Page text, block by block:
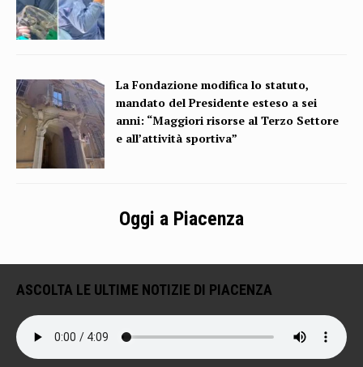
La Fondazione modifica lo statuto,
mandato del Presidente esteso a sei
anni: “Maggiori risorse al Terzo Settore
e all’attività sportiva”
Oggi a Piacenza
ASCOLTA LE ULTIME NOTIZIE DI PIACENZA